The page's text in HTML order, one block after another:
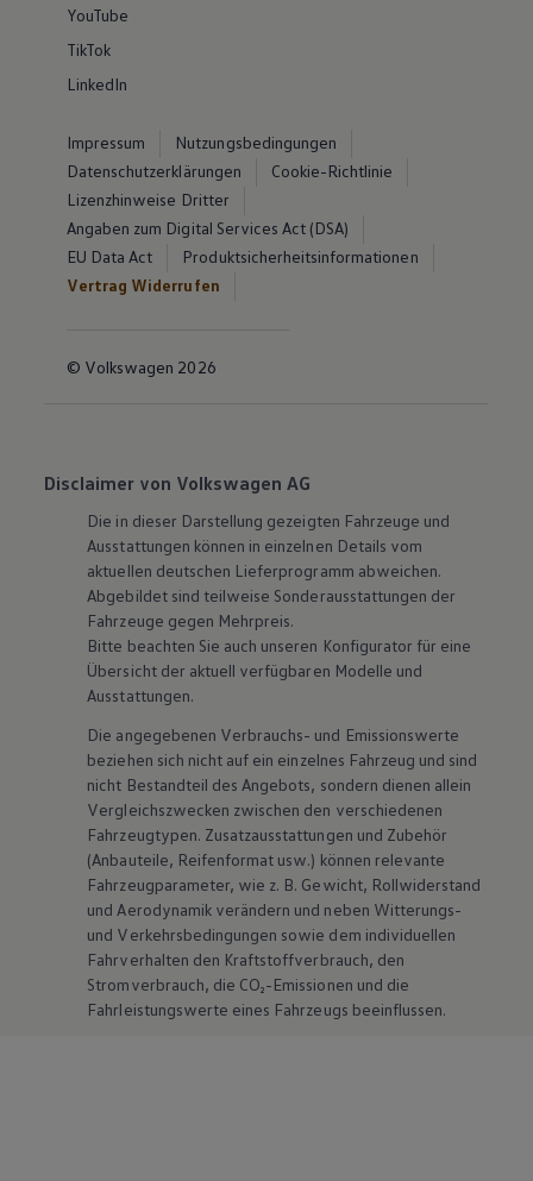
YouTube
TikTok
LinkedIn
Impressum
Nutzungsbedingungen
Datenschutzerklärungen
Cookie-Richtlinie
Lizenzhinweise Dritter
Angaben zum Digital Services Act (DSA)
EU Data Act
Produktsicherheitsinformationen
Vertrag Widerrufen
© Volkswagen 2026
Disclaimer von Volkswagen AG
Die in dieser Darstellung gezeigten Fahrzeuge und
Ausstattungen können in einzelnen Details vom
aktuellen deutschen Lieferprogramm abweichen.
Abgebildet sind teilweise Sonderausstattungen der
Fahrzeuge gegen Mehrpreis.
Bitte beachten Sie auch unseren Konfigurator für eine
Übersicht der aktuell verfügbaren Modelle und
Ausstattungen.
Die angegebenen Verbrauchs- und Emissionswerte
beziehen sich nicht auf ein einzelnes Fahrzeug und sind
nicht Bestandteil des Angebots, sondern dienen allein
Vergleichszwecken zwischen den verschiedenen
Fahrzeugtypen. Zusatzausstattungen und Zubehör
(Anbauteile, Reifenformat usw.) können relevante
Fahrzeugparameter, wie z. B. Gewicht, Rollwiderstand
und Aerodynamik verändern und neben Witterungs-
und Verkehrsbedingungen sowie dem individuellen
Fahrverhalten den Kraftstoffverbrauch, den
Stromverbrauch, die CO₂-Emissionen und die
Fahrleistungswerte eines Fahrzeugs beeinflussen.